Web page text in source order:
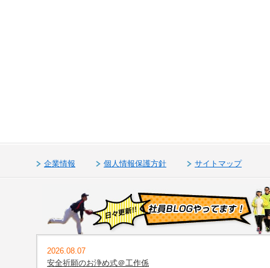
企業情報 個人情報保護方針 サイトマップ
2026.08.07
安全祈願のお浄め式＠工作係